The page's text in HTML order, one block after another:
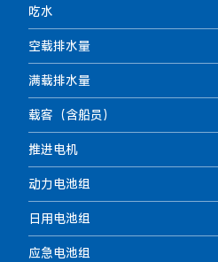
吃水
空载排水量
满载排水量
载客（含船员）
推进电机
动力电池组
日用电池组
应急电池组